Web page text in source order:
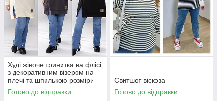
Худі жіноче тринитка на флісі
з декоративним візером на
плечі та шпилькою розміри
батал
Готово до відправки
Свитшот віскоза
Готово до відправки